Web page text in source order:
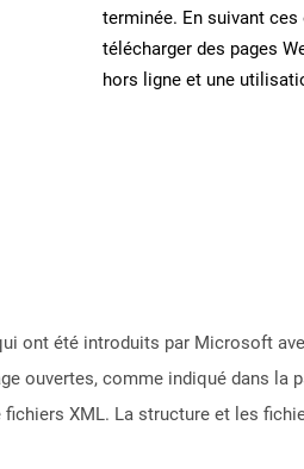
terminée. En suivant
télécharger des pages
hors ligne et une
ont été introduits par Microsoft
ouvertes, comme indiqué dans la
XML. La structure et les